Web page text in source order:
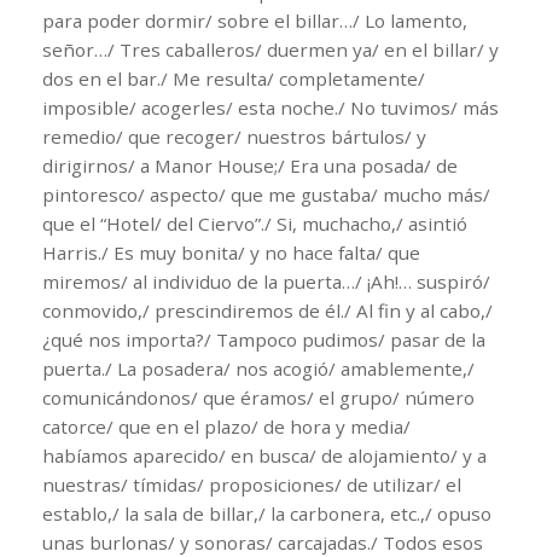
para poder dormir/ sobre el billar…/ Lo lamento,
señor…/ Tres caballeros/ duermen ya/ en el billar/ y
dos en el bar./ Me resulta/ completamente/
imposible/ acogerles/ esta noche./ No tuvimos/ más
remedio/ que recoger/ nuestros bártulos/ y
dirigirnos/ a Manor House;/ Era una posada/ de
pintoresco/ aspecto/ que me gustaba/ mucho más/
que el “Hotel/ del Ciervo”./ Si, muchacho,/ asintió
Harris./ Es muy bonita/ y no hace falta/ que
miremos/ al individuo de la puerta…/ ¡Ah!… suspiró/
conmovido,/ prescindiremos de él./ Al fin y al cabo,/
¿qué nos importa?/ Tampoco pudimos/ pasar de la
puerta./ La posadera/ nos acogió/ amablemente,/
comunicándonos/ que éramos/ el grupo/ número
catorce/ que en el plazo/ de hora y media/
habíamos aparecido/ en busca/ de alojamiento/ y a
nuestras/ tímidas/ proposiciones/ de utilizar/ el
establo,/ la sala de billar,/ la carbonera, etc.,/ opuso
unas burlonas/ y sonoras/ carcajadas./ Todos esos